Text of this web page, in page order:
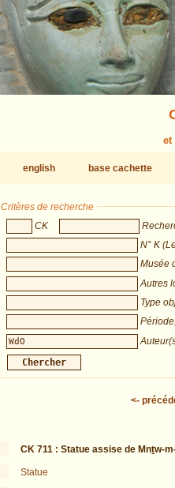
et
english base cachette
Critères de recherche
CK
N° K
Musée
Autres
Type
<-
CK 711 : Statue assise de Mnṯw-
Statue